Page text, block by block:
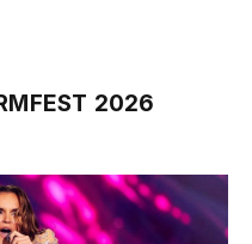
2026